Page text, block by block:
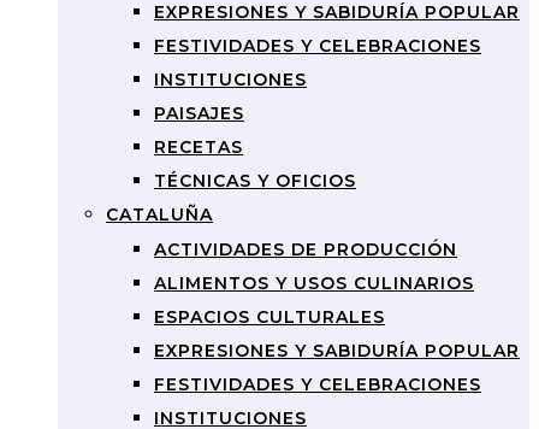
EXPRESIONES Y SABIDURÍA POPULAR
FESTIVIDADES Y CELEBRACIONES
INSTITUCIONES
PAISAJES
RECETAS
TÉCNICAS Y OFICIOS
CATALUÑA
ACTIVIDADES DE PRODUCCIÓN
ALIMENTOS Y USOS CULINARIOS
ESPACIOS CULTURALES
EXPRESIONES Y SABIDURÍA POPULAR
FESTIVIDADES Y CELEBRACIONES
INSTITUCIONES